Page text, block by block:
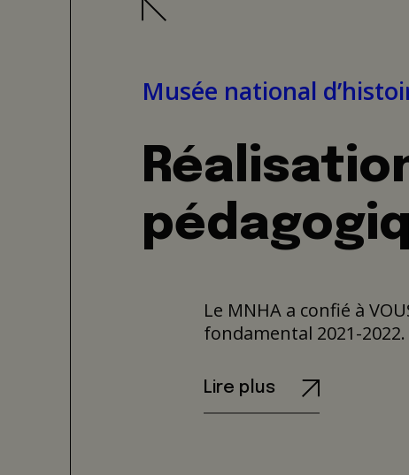
Musée national
Le MNHA a confié à
fondamental 2021-2022.
Design
Lire plus